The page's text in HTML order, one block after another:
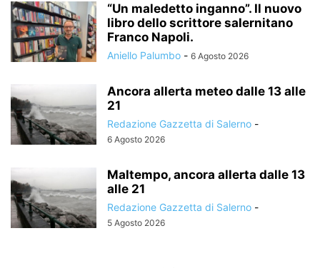
“Un maledetto inganno”. Il nuovo
libro dello scrittore salernitano
Franco Napoli.
Aniello Palumbo - 6 Agosto 2026
Ancora allerta meteo dalle 13 alle
21
Redazione Gazzetta di Salerno -
6 Agosto 2026
Maltempo, ancora allerta dalle 13
alle 21
Redazione Gazzetta di Salerno -
5 Agosto 2026